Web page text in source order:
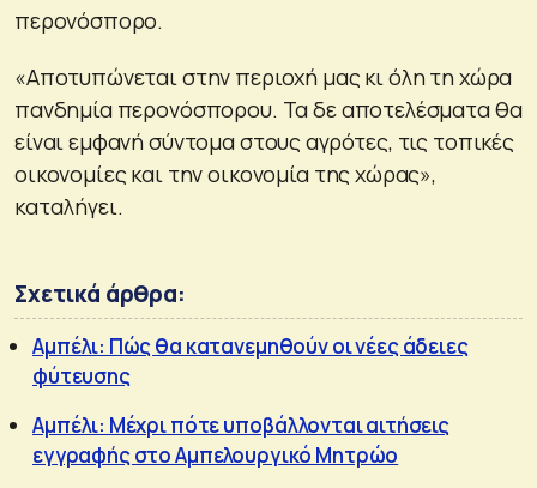
περονόσπορο.
«Αποτυπώνεται στην περιοχή μας κι όλη τη χώρα
πανδημία περονόσπορου. Τα δε αποτελέσματα θα
είναι εμφανή σύντομα στους αγρότες, τις τοπικές
οικονομίες και την οικονομία της χώρας»,
καταλήγει.
Σχετικά άρθρα:
Αμπέλι: Πώς θα κατανεμηθούν οι νέες άδειες
φύτευσης
Αμπέλι: Μέχρι πότε υποβάλλονται αιτήσεις
εγγραφής στο Αμπελουργικό Μητρώο